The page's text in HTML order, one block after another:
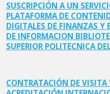
SUSCRIPCIÓN A UN
PLATAFORMA DE
DIGITALES DE FINANZAS Y
DE INFORMACION
SUPERIOR POLITECNICA
CONTRATACIÓN DE